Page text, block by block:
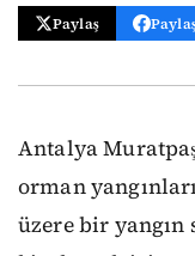
Paylaş
Antalya
orman
üzere bir